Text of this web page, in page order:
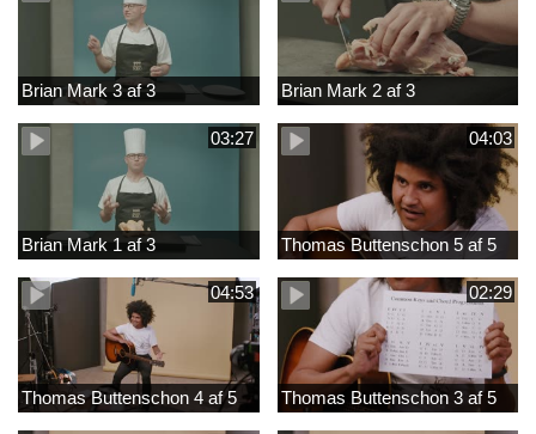
Brian Mark 3 af 3 Brian Mark 2 af 3
03:27
Brian Mark 1 af 3
04:03
Thomas Buttenschon 5 af 5
04:53
Thomas Buttenschon 4 af 5
02:29
Thomas Buttenschon 3 af 5